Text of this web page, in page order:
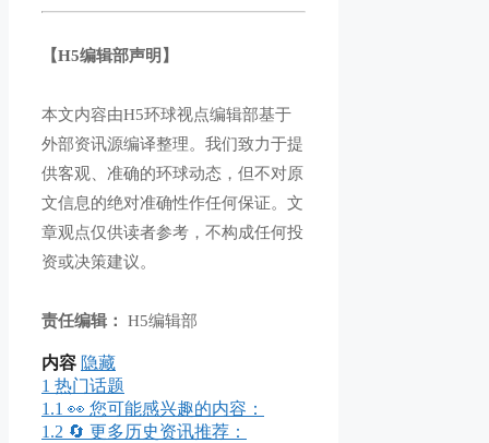
【H5编辑部声明】
本文内容由H5环球视点编辑部基于
外部资讯源编译整理。我们致力于提
供客观、准确的环球动态，但不对原
文信息的绝对准确性作任何保证。文
章观点仅供读者参考，不构成任何投
资或决策建议。
责任编辑： H5编辑部
内容 隐藏
1 热门话题
1.1 👀 您可能感兴趣的内容：
1.2 🔄 更多历史资讯推荐：